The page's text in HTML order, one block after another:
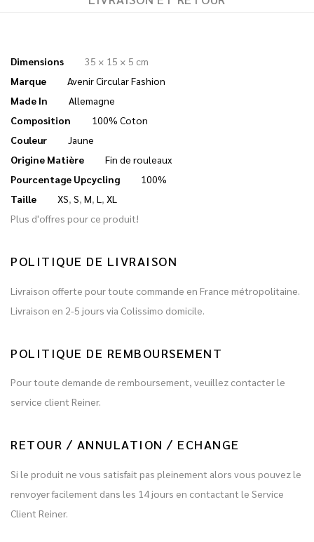
Dimensions
35 × 15 × 5 cm
Marque
Avenir Circular Fashion
Made In
Allemagne
Composition
100% Coton
Couleur
Jaune
Origine Matière
Fin de rouleaux
Pourcentage Upcycling
100%
Taille
XS, S, M, L , XL
Plus d'offres pour ce produit!
POLITIQUE DE LIVRAISON
Livraison offerte pour toute commande en France métropolitaine.
Livraison en 2-5 jours via Colissimo domicile.
POLITIQUE DE REMBOURSEMENT
Pour toute demande de remboursement, veuillez contacter le
service client Reiner.
RETOUR / ANNULATION / ECHANGE
Si le produit ne vous satisfait pas pleinement alors vous pouvez le
renvoyer facilement dans les 14 jours en contactant le Service
Client Reiner.